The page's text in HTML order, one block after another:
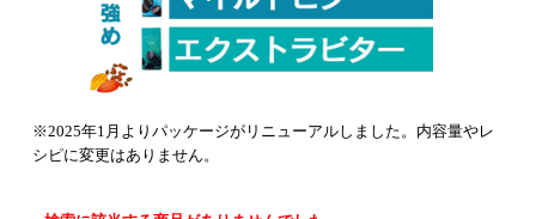
※2025年1月よりパッケージがリニューアルしました。内容量やレ
シピに変更はありません。